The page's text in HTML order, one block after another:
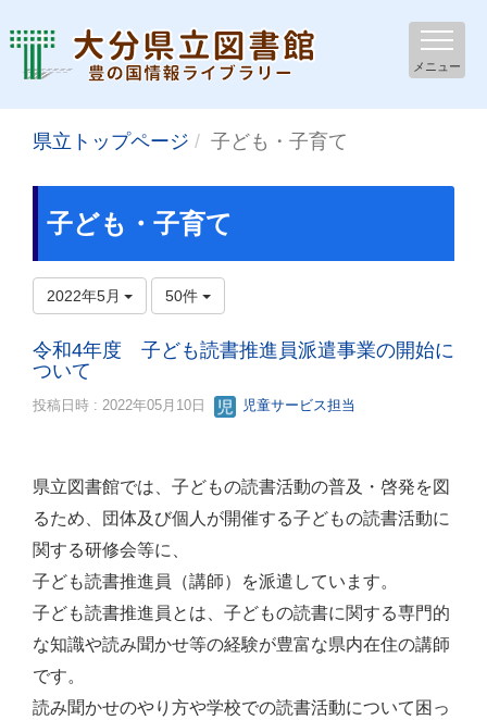
メニュー
県立トップページ 子ども・子育て
子ども・子育て
2022年5月 50件
令和4年度 子ども読書推進員派遣事業の開始に
ついて
投稿日時 : 2022年05月10日 児童サービス担当
県立図書館では、子どもの読書活動の普及・啓発を図
るため、団体及び個人が開催する子どもの読書活動に
関する研修会等に、
子ども読書推進員（講師）を派遣しています。
子ども読書推進員とは、子どもの読書に関する専門的
な知識や読み聞かせ等の経験が豊富な県内在住の講師
です。
読み聞かせのやり方や学校での読書活動について困っ